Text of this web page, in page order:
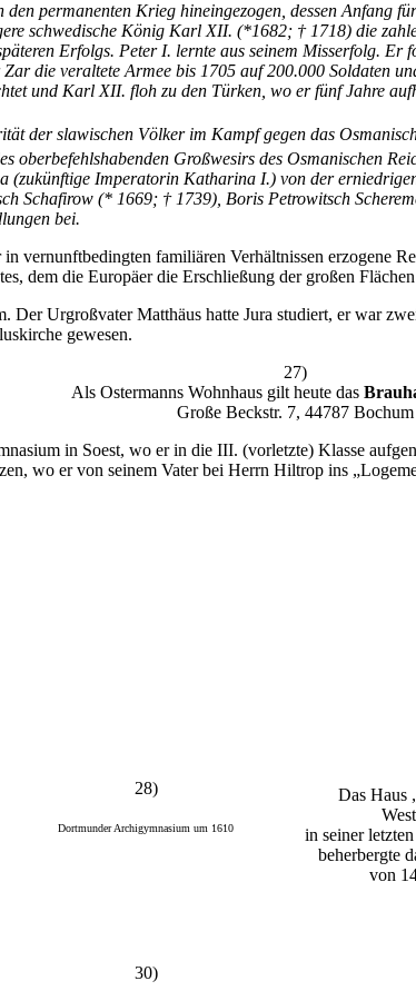
permanenten Krieg hineingezogen, dessen Anfang
schwedische König Karl XII. (*1682; † 1718) die
Erfolgs. Peter I. lernte aus seinem Misserfolg.
die veraltete Armee bis 1705 auf 200.000 Soldaten
und Karl XII. floh zu den Türken, wo er fünf Jahre
der slawischen Völker im Kampf gegen das
oberbefehlshabenden Großwesirs des Osmanischen
(zukünftige Imperatorin Katharina I.) von der
Schafirow (* 1669; † 1739), Boris Petrowitsch
bei.
vernunftbedingten familiären Verhältnissen erzogene
dem die Europäer die Erschließung der großen
Der Urgroßvater Matthäus hatte Jura studiert, er war
gewesen.
27)
Als Ostermanns Wohnhaus gilt heute das
Große Beckstr. 7, 44787 Bochum
in Soest, wo er in die III. (vorletzte) Klasse
wo er von seinem Vater bei Herrn Hiltrop ins
28)
Dortmunder Archigymnasium um 1610
Das Haus
in seiner
beherbergte
von
30)